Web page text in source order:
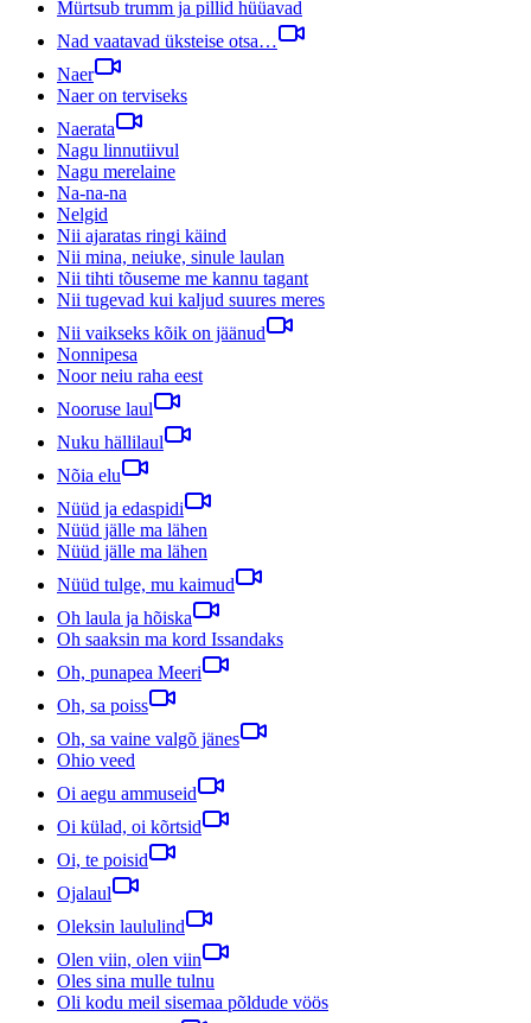
Mürtsub trumm ja pillid hüüavad
Nad vaatavad üksteise otsa…
Naer
Naer on terviseks
Naerata
Nagu linnutiivul
Nagu merelaine
Na-na-na
Nelgid
Nii ajaratas ringi käind
Nii mina, neiuke, sinule laulan
Nii tihti tõuseme me kannu tagant
Nii tugevad kui kaljud suures meres
Nii vaikseks kõik on jäänud
Nonnipesa
Noor neiu raha eest
Nooruse laul
Nuku hällilaul
Nõia elu
Nüüd ja edaspidi
Nüüd jälle ma lähen
Nüüd jälle ma lähen
Nüüd tulge, mu kaimud
Oh laula ja hõiska
Oh saaksin ma kord Issandaks
Oh, punapea Meeri
Oh, sa poiss
Oh, sa vaine valgõ jänes
Ohio veed
Oi aegu ammuseid
Oi külad, oi kõrtsid
Oi, te poisid
Ojalaul
Oleksin laululind
Olen viin, olen viin
Oles sina mulle tulnu
Oli kodu meil sisemaa põldude vöös